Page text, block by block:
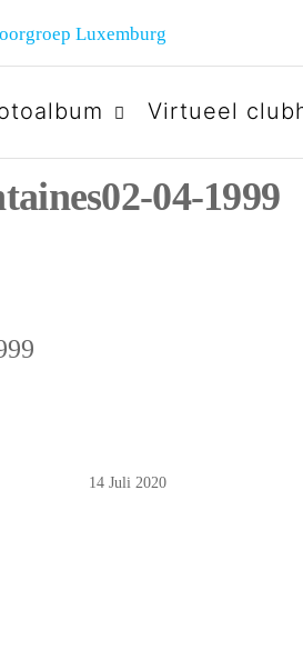
Virtueel
04-1999
14 Juli 2020